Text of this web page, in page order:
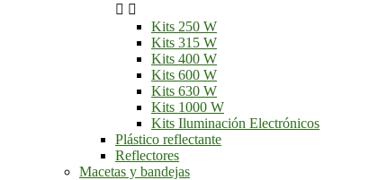
 
Kits 250 W
Kits 315 W
Kits 400 W
Kits 600 W
Kits 630 W
Kits 1000 W
Kits Iluminación Electrónicos
Plástico reflectante
Reflectores
Macetas y bandejas